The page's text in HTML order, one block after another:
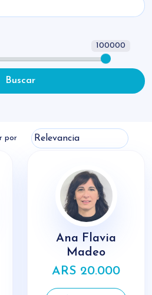
100000
Buscar
por
Ana Flavia
Madeo
ARS 20.000